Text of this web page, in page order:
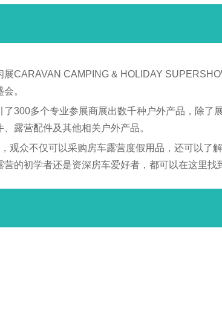
CAMPING & HOLIDAY
。
了300多个专业参展商展出数千种户外产品，除
露营配件及其他相关户外产品。
观众不仅可以采购房车露营度假用品，还可以了
的初学者还是资深房车爱好者，都可以在这里找